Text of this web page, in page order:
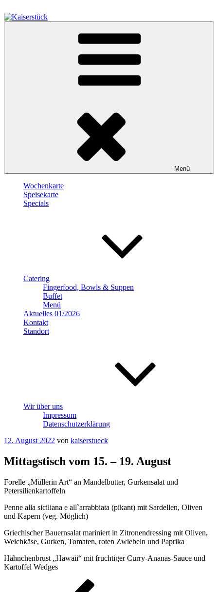
Inhalt
springen
Menü
Wochenkarte
Speisekarte
Specials
Catering
Fingerfood, Bowls & Suppen
Buffet
Menü
Aktuelles 01/2026
Kontakt
Standort
Wir über uns
Impressum
Datenschutzerklärung
Veröffentlicht
12. August 2022 von kaiserstueck
Mittagstisch vom 15. – 19. August
Forelle „Müllerin Art“ an Mandelbutter, Gurkensalat und
Petersilienkartoffeln
Penne alla siciliana e all`arrabbiata (pikant) mit Sardellen, Oliven
und Kapern (veg. Möglich)
Griechischer Bauernsalat mariniert in Zitronendressing mit Oliven,
Weichkäse, Gurken, Tomaten, roten Zwiebeln und Paprika
Hähnchenbrust „Hawaii“ mit fruchtiger Curry-Ananas-Sauce und
Kartoffel Wedges
Beitragsnavigation